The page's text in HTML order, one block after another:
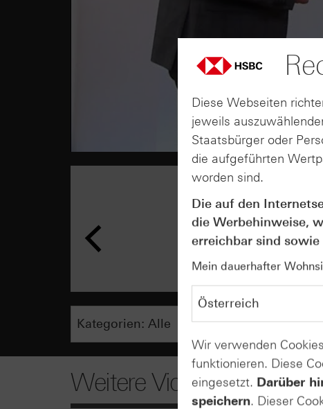
Weitere Videos
Diese Webseiten
jeweils
Staatsbürger oder
die aufgeführten
worden sind.
Die auf den
die Werbehinweise,
erreichbar sind sowie
Mein dauerhafter
Wir verwenden
funktionieren. Diese
eingesetzt. Darüber
speichern. Dieser